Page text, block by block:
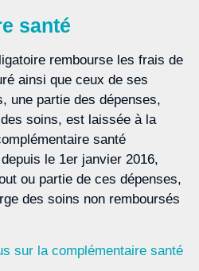
santé
rembourse les frais de
ainsi que ceux de ses
une partie des dépenses,
soins, est laissée à la
santé
le 1er janvier 2016,
ou partie de ces dépenses,
des soins non remboursés
sur la complémentaire santé